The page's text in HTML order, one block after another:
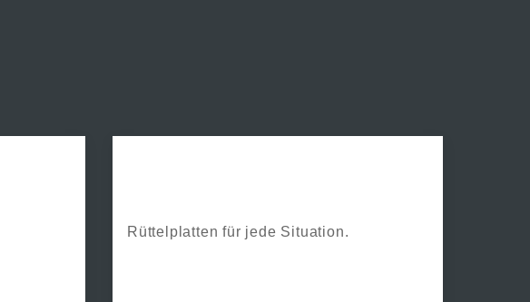
Rüttelplatten für jede Situation.